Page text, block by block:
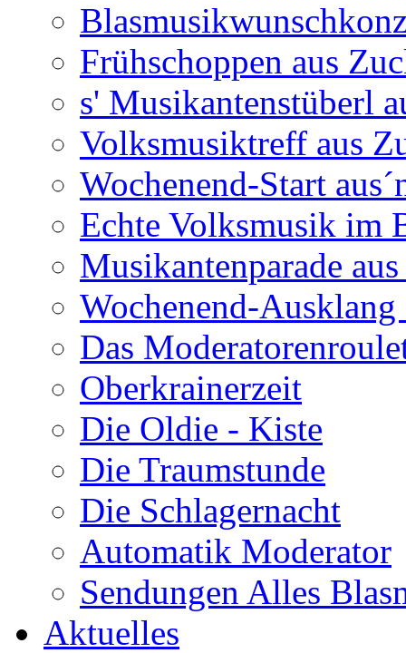
Frühschoppen aus
s' Musikantenstüberl
Volksmusiktreff aus
Wochenend-Start
Echte Volksmusik im
Musikantenparade
Wochenend-
Das
Oberkrainerzeit
Die Oldie - Kiste
Die Traumstunde
Die Schlagernacht
Automatik Moderator
Sendungen Alles
Aktuelles